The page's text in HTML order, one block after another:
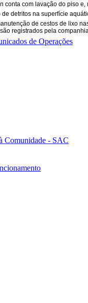
conta com lavação do piso
detritos na superfície
de cestos de lixo
registrados pela
de Operações
Comunidade - SAC